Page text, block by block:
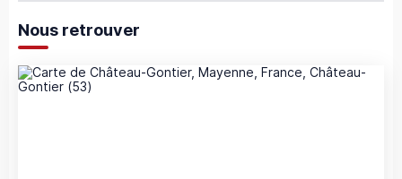
Nous retrouver